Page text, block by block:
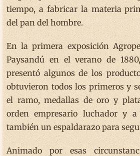
tiempo, a fabricar la materia
del pan del hombre.
En la primera exposición
Paysandú en el verano de
presentó algunos de los
obtuvieron todos los primeros y
el ramo, medallas de oro y
orden empresario luchador y a
también un espaldarazo para
Animado por esas